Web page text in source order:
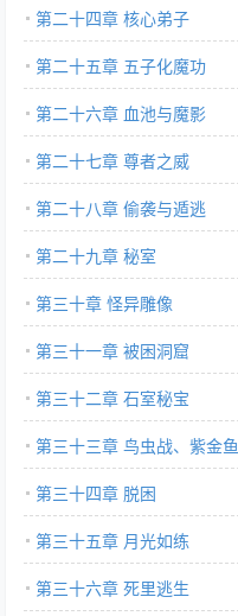
第二十四章 核心弟子
第二十五章 五子化魔功
第二十六章 血池与魔影
第二十七章 尊者之威
第二十八章 偷袭与遁逃
第二十九章 秘室
第三十章 怪异雕像
第三十一章 被困洞窟
第三十二章 石室秘宝
第三十三章 鸟虫战、紫金鱼
第三十四章 脱困
第三十五章 月光如练
第三十六章 死里逃生